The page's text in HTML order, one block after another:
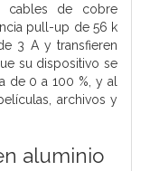
cables de cobre
pull-up de 56 k
3 A y transfieren
su dispositivo se
de 0 a 100 %, y al
archivos y
aluminio